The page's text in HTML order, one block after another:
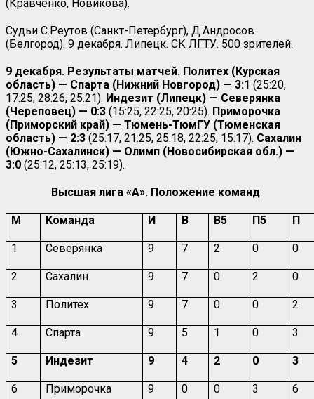
(Кравченко, Новикова).
Судьи С.Реутов (Санкт-Петербург), Д.Андросов
(Белгород). 9 декабря. Липецк. СК ЛГТУ. 500 зрителей.
9 декабря. Результаты матчей. Политех (Курская
область) — Спарта (Нижний Новгород) — 3:1 (25:20,
17:25, 28:26, 25:21). Индезит (Липецк) — Северянка
(Череповец) — 0:3 (15:25, 22:25, 20:25). Приморочка
(Приморский край) — Тюмень-ТюмГУ (Тюменская
область) — 2:3 (25:17, 21:25, 25:18, 22:25, 15:17). Сахалин
(Южно-Сахалинск) — Олимп (Новосибирская обл.) —
3:0 (25:12, 25:13, 25:19).
Высшая лига «А». Положение команд
М Команда И В В5 П5 П
1 Северянка 9 7 2 0 0
2 Сахалин 9 7 0 2 0
3 Политех 9 7 0 0 2
4 Спарта 9 5 1 0 3
5 Индезит 9 4 2 0 3
6 Приморочка 9 0 0 3 6